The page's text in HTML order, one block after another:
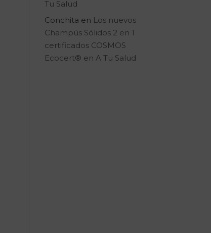
Tu Salud
Conchita en Los nuevos
Champús Sólidos 2 en 1
certificados COSMOS
Ecocert® en A Tu Salud